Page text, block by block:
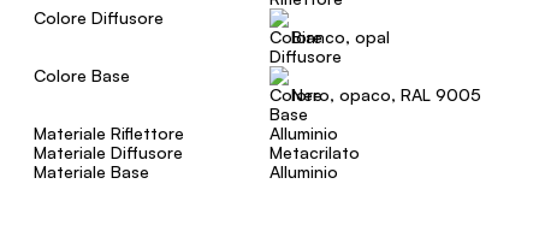
Colore Diffusore
Bianco, opal
Colore Base
Nero, opaco, RAL 9005
Materiale Riflettore
Alluminio
Materiale Diffusore
Metacrilato
Materiale Base
Alluminio